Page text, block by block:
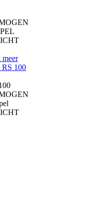
meer
100